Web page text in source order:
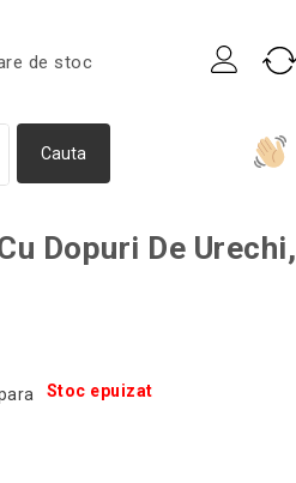
de stoc
Dopuri De Urechi,
Stoc epuizat